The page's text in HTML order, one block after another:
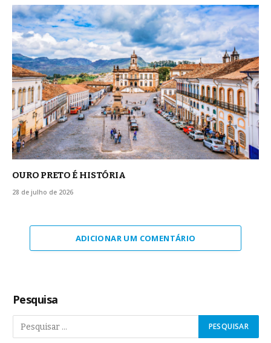
OURO PRETO É HISTÓRIA
28 de julho de 2026
ADICIONAR UM COMENTÁRIO
Pesquisa